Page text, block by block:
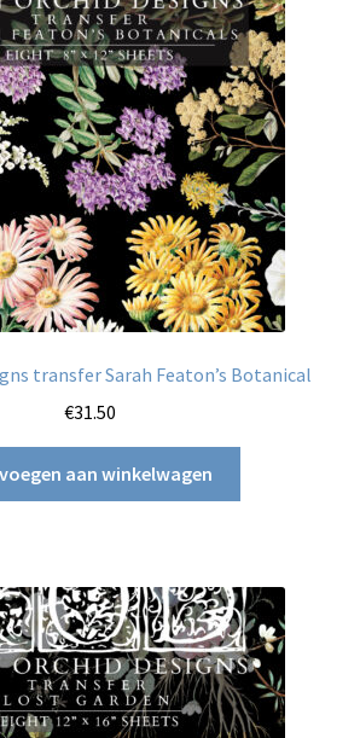
transfer Sarah Featon’s Botanical
€31.50
aan winkelwagen